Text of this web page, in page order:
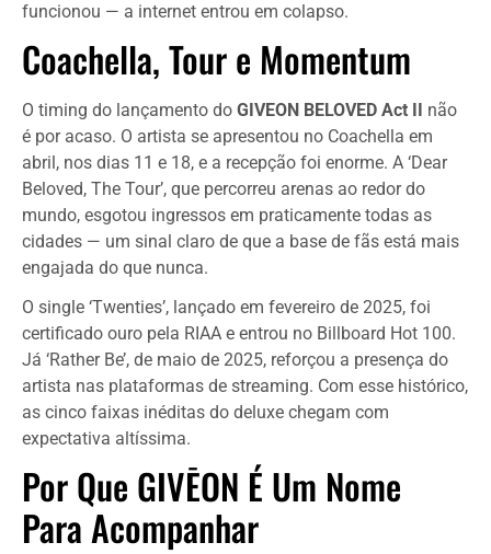
funcionou — a internet entrou em colapso.
Coachella, Tour e Momentum
O timing do lançamento do GIVEON BELOVED Act II não
é por acaso. O artista se apresentou no Coachella em
abril, nos dias 11 e 18, e a recepção foi enorme. A ‘Dear
Beloved, The Tour’, que percorreu arenas ao redor do
mundo, esgotou ingressos em praticamente todas as
cidades — um sinal claro de que a base de fãs está mais
engajada do que nunca.
O single ‘Twenties’, lançado em fevereiro de 2025, foi
certificado ouro pela RIAA e entrou no Billboard Hot 100.
Já ‘Rather Be’, de maio de 2025, reforçou a presença do
artista nas plataformas de streaming. Com esse histórico,
as cinco faixas inéditas do deluxe chegam com
expectativa altíssima.
Por Que GIVĒON É Um Nome
Para Acompanhar